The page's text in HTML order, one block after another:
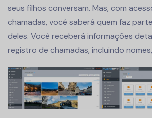
seus filhos conversam. Mas, com
chamadas, você saberá quem faz
deles. Você receberá informações
registro de chamadas, incluindo